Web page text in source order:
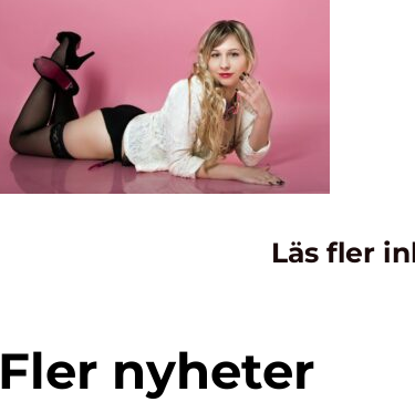
Läs fler
Fler nyheter